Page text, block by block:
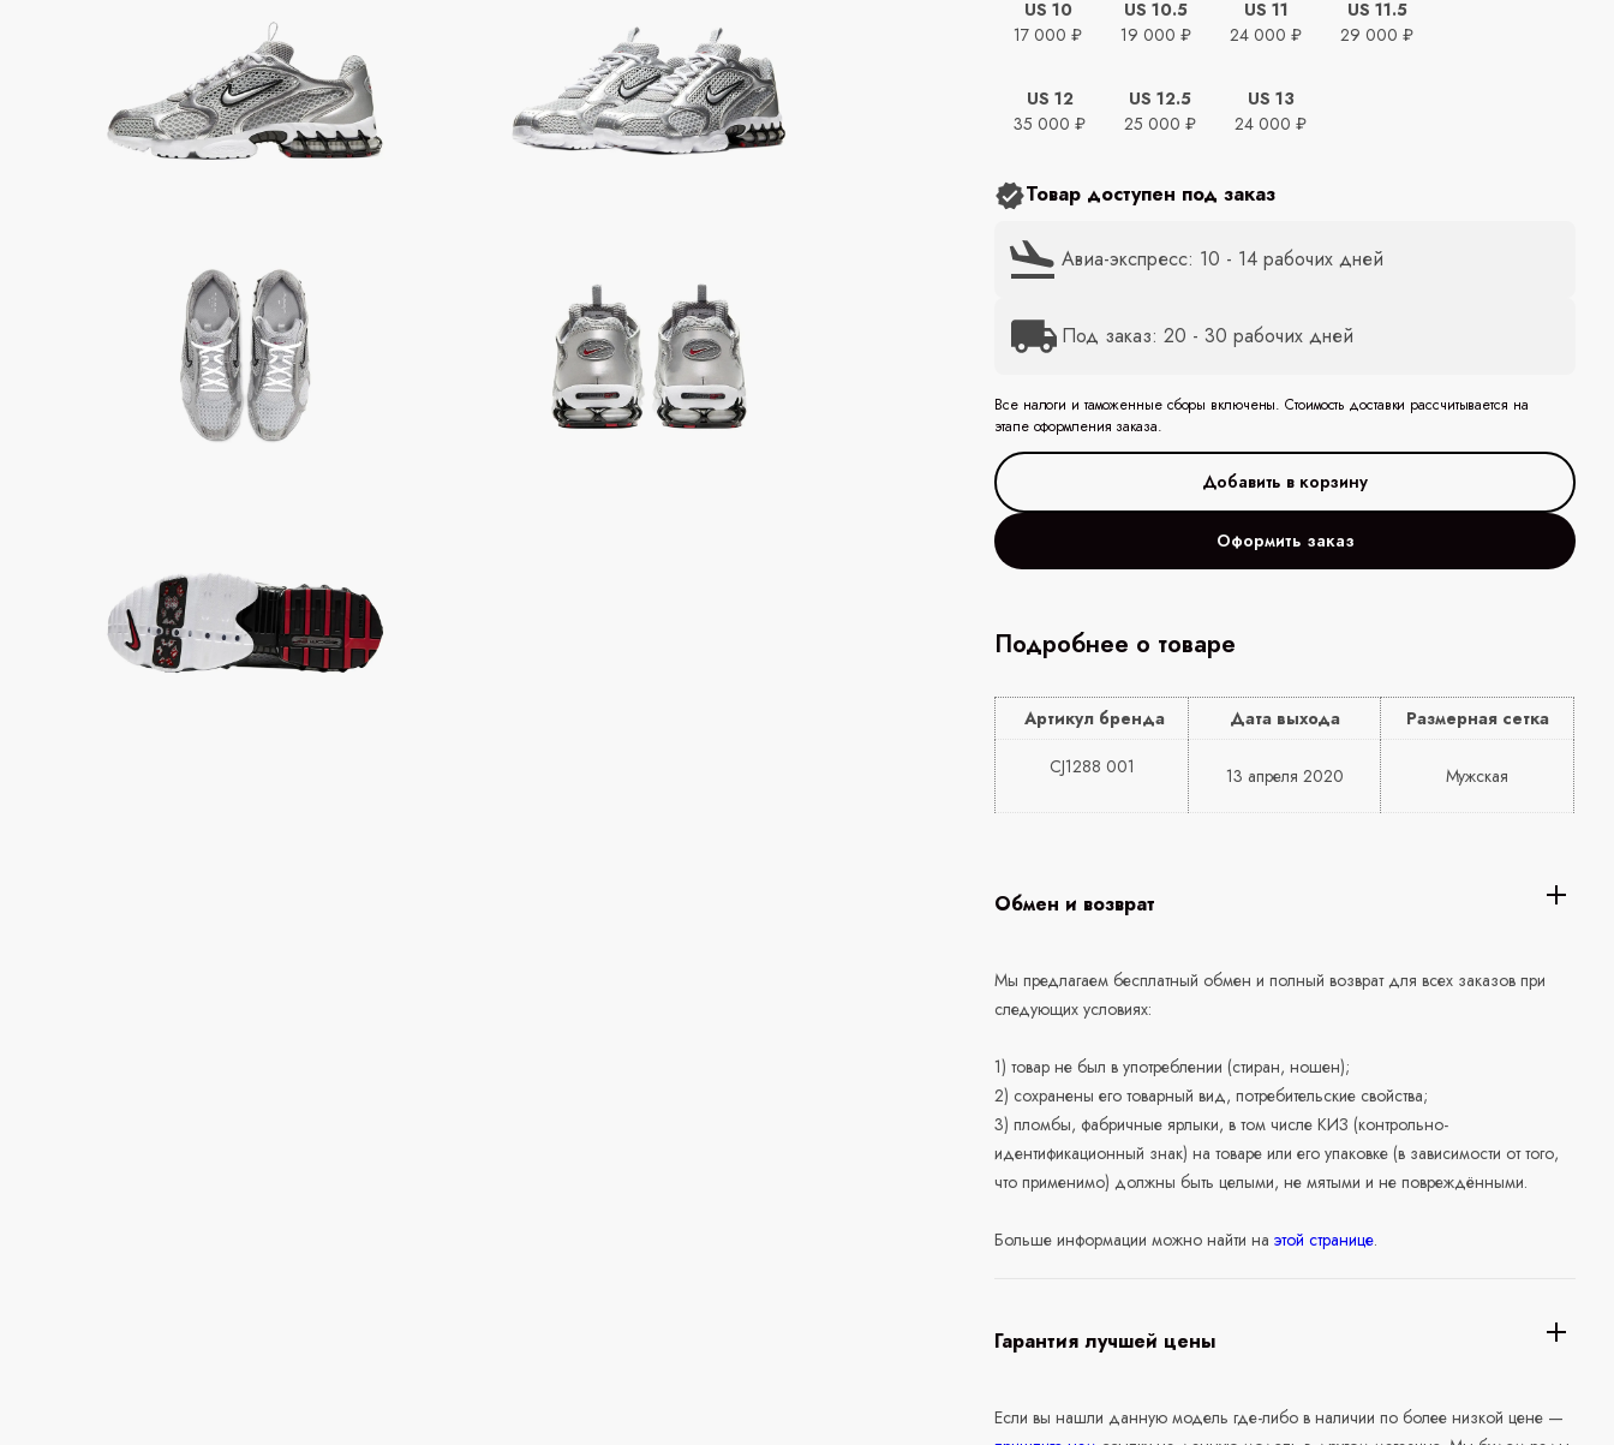
US 10
17 000 ₽
US 10.5
19 000 ₽
US 11
24 000 ₽
US 11.5
29 000 ₽
US 12
35 000 ₽
US 12.5
25 000 ₽
US 13
24 000 ₽
Товар доступен под заказ
Авиа-экспресс: 10 - 14 рабочих дней
Под заказ: 20 - 30 рабочих дней
Все налоги и таможенные сборы включены. Стоимость доставки рассчитывается на
этапе оформления заказа.
Оформить заказ
Подробнее о товаре
Артикул бренда Дата выхода
Размерная сетка
CJ1288 001
13 апреля 2020 Мужская
Обмен и возврат
Мы предлагаем бесплатный обмен и полный возврат для всех заказов при
следующих условиях:
1) товар не был в употреблении (стиран, ношен);
2) сохранены его товарный вид, потребительские свойства;
3) пломбы, фабричные ярлыки, в том числе КИЗ (контрольно-
идентификационный знак) на товаре или его упаковке (в зависимости от того,
что применимо) должны быть целыми, не мятыми и не повреждёнными.
Больше информации можно найти наэтой странице.
Гарантия лучшей цены
Если вы нашли данную модель где-либо в наличии по более низкой цене —